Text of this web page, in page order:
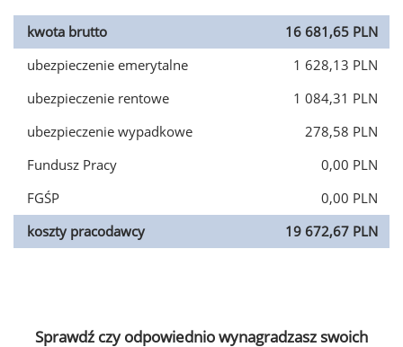
kwota brutto
16 681,65 PLN
ubezpieczenie emerytalne
1 628,13 PLN
ubezpieczenie rentowe
1 084,31 PLN
ubezpieczenie wypadkowe
278,58 PLN
Fundusz Pracy
0,00 PLN
FGŚP
0,00 PLN
koszty pracodawcy
19 672,67 PLN
Sprawdź czy odpowiednio wynagradzasz swoich